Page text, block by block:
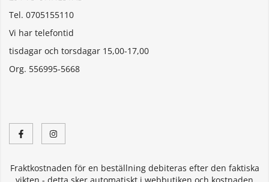
Tel. 0705155110
Vi har telefontid
tisdagar och torsdagar 15,00-17,00
Org. 556995-5668
Fraktkostnaden för en beställning debiteras efter den faktiska